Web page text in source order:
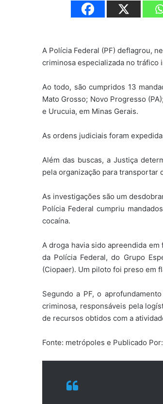
A Polícia Federal (PF) deflagrou,
criminosa especializada no tráfico
Ao todo, são cumpridos 13
Mato Grosso; Novo Progresso
e Urucuia, em Minas Gerais.
As ordens judiciais foram
Além das buscas, a Justiça
pela organização para transportar
As investigações são um
Polícia Federal cumpriu
cocaína.
A droga havia sido apreendida
da Polícia Federal, do Grupo
(Ciopaer). Um piloto foi preso em
Segundo a PF, o
criminosa, responsáveis pela
de recursos obtidos com a
Fonte: metrópoles e Publicado